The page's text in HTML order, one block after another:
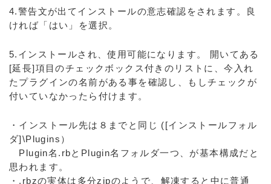
4.警告文が出てインストールの意志確認をされます。良
ければ「はい」を選択。
5.インストールされ、使用可能になります。 開いてある
[延長]項目のチェックボックス付きのリストに、今入れ
たプラグインの名前がある事を確認し、もしチェックが
付いていなかったら付けます。
・インストール先は８までと同じ ([インストールフォル
ダ]\Plugins）
Plugin名.rbとPlugin名フォルダ一つ、が基本構成だと
思われます。
・.rbzの実体は多分zipのようで、解凍すると中に普通